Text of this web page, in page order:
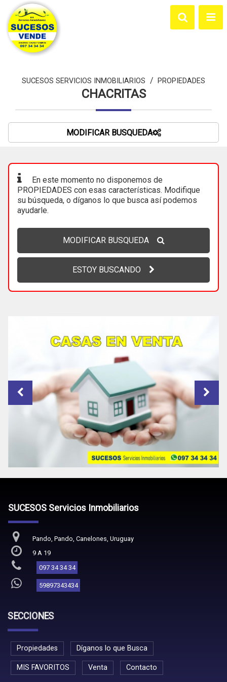
SUCESOS SERVICIOS INMOBILIARIOS / PROPIEDADES
CHACRITAS
MODIFICAR BUSQUEDA
En este momento no disponemos de
PROPIEDADES con esas características. Modifique
su búsqueda, o díganos lo que busca así podemos
ayudarle.
MODIFICAR BUSQUEDA
ESTOY BUSCANDO
SUCESOS Servicios Inmobiliarios
Pando, Pando, Canelones, Uruguay
9 A 19
097 34 34 34
59897343434
SECCIONES
Propiedades Díganos lo que Busca
MIS FAVORITOS Venta Contacto